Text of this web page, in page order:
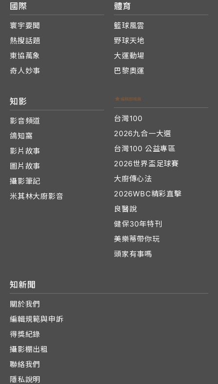
國際
寰宇要聞
熱搜話題
東協萬象
奇人妙事
體育
籃球風雲
野球天地
大運動場
巴黎奧運
知影
影音頻道
鴿知窩
影片故事
圖片故事
攝影筆記
米其林大廚影音
台灣100
2026九合一大選
台灣100 公益專區
2026世界盃足球賽
大廚傳心法
2026WBC精彩直擊
良醫說
健保30年特刊
美樂蒂帶你玩
頭家有事嗎
知新聞
關於我們
編輯規範與申訴
得獎紀錄
攝影棚出租
聯絡我們
隱私說明